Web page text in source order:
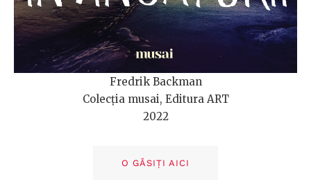
Fredrik Backman
Colecția musai, Editura ART
2022
O GĂSIȚI AICI